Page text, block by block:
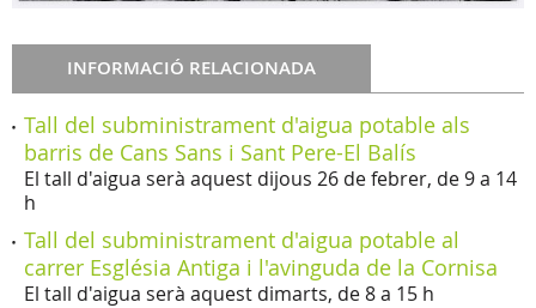
INFORMACIÓ RELACIONADA
Tall del subministrament d'aigua potable als
barris de Cans Sans i Sant Pere-El Balís
El tall d'aigua serà aquest dijous 26 de febrer, de 9 a 14
h
Tall del subministrament d'aigua potable al
carrer Església Antiga i l'avinguda de la Cornisa
El tall d'aigua serà aquest dimarts, de 8 a 15 h